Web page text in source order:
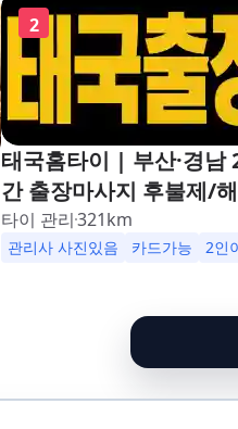
2
태국홈타이 | 부산·경남
간 출장마사지 후불제/
대,사상,광안리,남포동,구
덕천,명지,민락,수영,동
송도,자갈치,하단,다대
기장,정관,일광,망미,토
청,양정,초량,사직,온천,
타이 관리321km
관리사 사진있음 카드가능 2인